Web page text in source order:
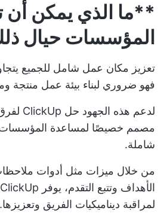
**ما الذي يمكن أن
المؤسسات حيال
تعزيز مكان عمل شامل للجميع
فهو ضروري لبناء بيئة عمل منتجة
لدعم هذه الجهود حل ClickUp لفرق الموارد البشرية
مصمم خصيصًا لمساعدة المؤسسات
شاملة.
من خلال ميزات مثل أدوات
لمراقبة ديناميكيات الفريق وتعزيزها.